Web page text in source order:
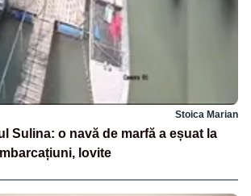
Stoica Marian
Sulina: o navă de marfă a eșuat la
lovite